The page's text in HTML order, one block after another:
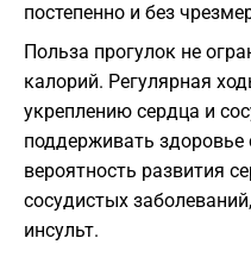
постепенно и без
Польза прогулок не
калорий. Регулярная
укреплению сердца и
поддерживать здоровье
вероятность развития
сосудистых
инсульт.